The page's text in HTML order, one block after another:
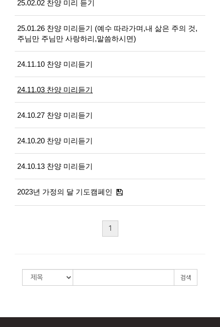
25.02.02 찬양 미리 듣기
25.01.26 찬양 미리듣기 (예수 따라가며,내 삶은 주의 것,
주님만 주님만 사랑하리,말씀하시면)
24.11.10 찬양 미리듣기
24.11.03 찬양 미리듣기
24.10.27 찬양 미리듣기
24.10.20 찬양 미리듣기
24.10.13 찬양 미리듣기
2023년 가정의 달 기도캠페인
1
검색